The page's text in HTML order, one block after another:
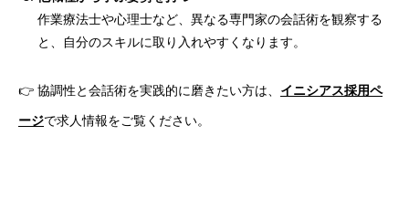
作業療法士や心理士など、異なる専門家の会話術を観察する
と、自分のスキルに取り入れやすくなります。
👉 協調性と会話術を実践的に磨きたい方は、 イニシアス採用ペ
ージで求人情報をご覧ください。